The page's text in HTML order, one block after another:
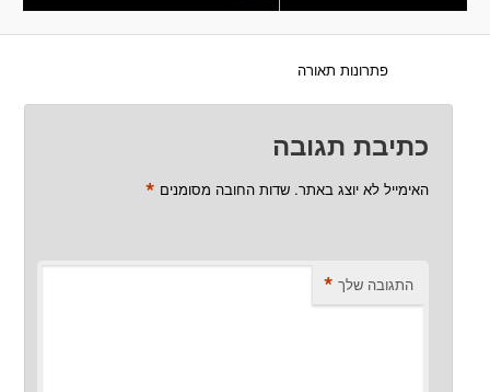
פתרונות תאורה
כתיבת תגובה
האימייל לא יוצג באתר. שדות החובה מסומנים *
התגובה שלך *